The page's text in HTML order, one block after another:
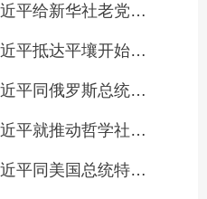
【高层动态】习近平给新华社老党员张连生回信强调 传承红色基因 在新征程上书写优异答卷
【高层动态】习近平抵达平壤开始对朝鲜进行国事访问
【高层动态】习近平同俄罗斯总统普京会谈
【高层动态】习近平就推动哲学社会科学高质量发展作出重要指示
【高层动态】习近平同美国总统特朗普会谈